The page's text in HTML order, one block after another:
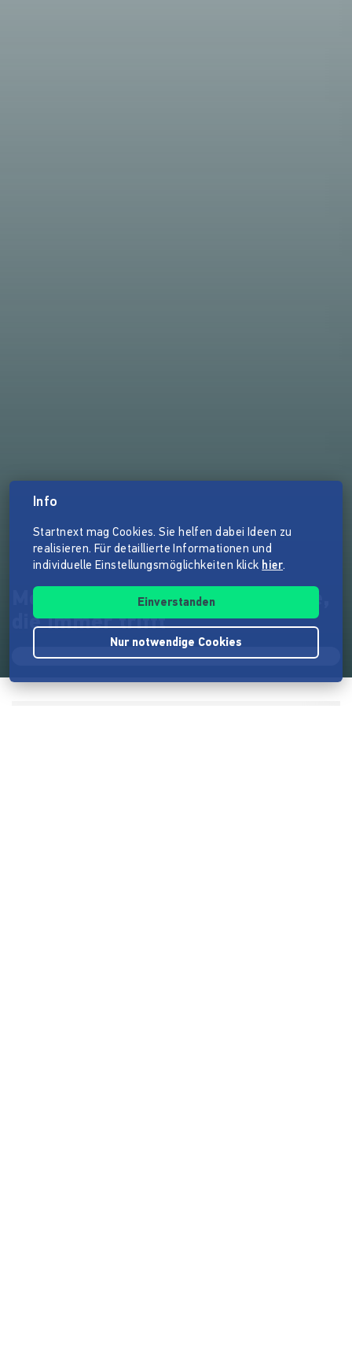
Mosquilla: Die Insektenklatsche,
die immer trifft
Info
Startnext mag Cookies. Sie helfen dabei Ideen zu
realisieren. Für detaillierte Informationen und
individuelle Einstellungsmöglichkeiten klick hier.
Einverstanden
Nur notwendige Cookies